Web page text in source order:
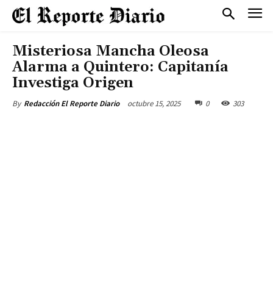
Misteriosa Mancha Oleosa
Alarma a Quintero: Capitanía
Investiga Origen
By Redacción El Reporte Diario octubre 15, 2025 0 303